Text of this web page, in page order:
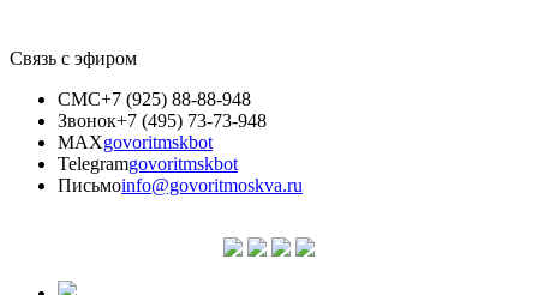
Связь с эфиром
СМС+7 (925) 88-88-948
Звонок+7 (495) 73-73-948
MAXgovoritmskbot
Telegramgovoritmskbot
Письмоinfo@govoritmoskva.ru